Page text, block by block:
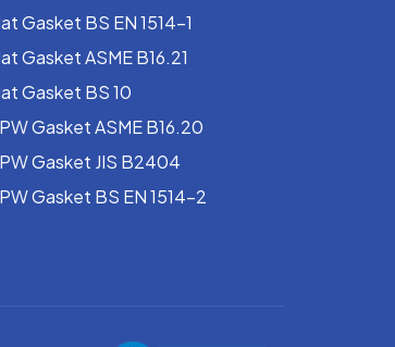
cho việc lắp đặt sử dụng ở
Gasket BS EN 1514-1
Gasket ASME B16.21
Gasket BS 10
Gasket ASME B16.20
Gasket JIS B2404
Gasket BS EN 1514-2